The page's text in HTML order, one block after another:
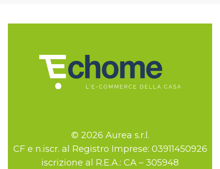
© 2026 Aurea s.r.l.
CF e n.iscr. al Registro Imprese: 03911450926
iscrizione al R.E.A.: CA – 305948